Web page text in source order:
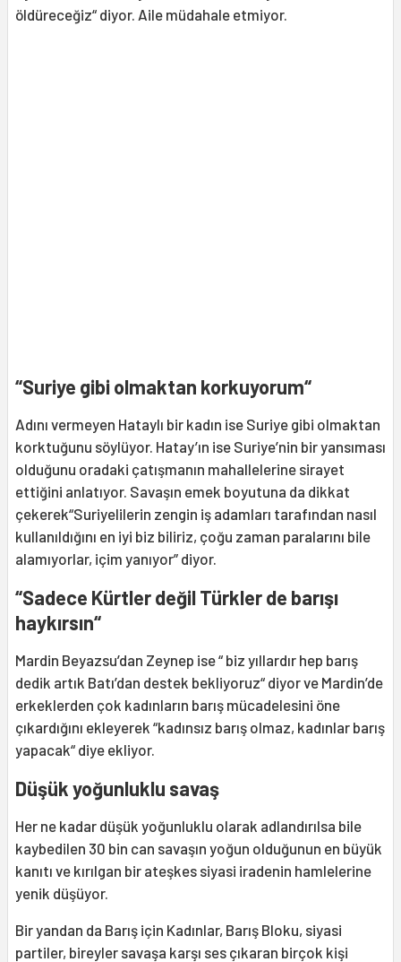
öldüreceğiz“ diyor. Aile müdahale etmiyor.
“Suriye gibi olmaktan korkuyorum“
Adını vermeyen Hataylı bir kadın ise Suriye gibi olmaktan
korktuğunu söylüyor. Hatay’ın ise Suriye’nin bir yansıması
olduğunu oradaki çatışmanın mahallelerine sirayet
ettiğini anlatıyor. Savaşın emek boyutuna da dikkat
çekerek“Suriyelilerin zengin iş adamları tarafından nasıl
kullanıldığını en iyi biz biliriz, çoğu zaman paralarını bile
alamıyorlar, içim yanıyor” diyor.
“Sadece Kürtler değil Türkler de barışı
haykırsın“
Mardin Beyazsu’dan Zeynep ise “ biz yıllardır hep barış
dedik artık Batı’dan destek bekliyoruz“ diyor ve Mardin’de
erkeklerden çok kadınların barış mücadelesini öne
çıkardığını ekleyerek “kadınsız barış olmaz, kadınlar barış
yapacak“ diye ekliyor.
Düşük yoğunluklu savaş
Her ne kadar düşük yoğunluklu olarak adlandırılsa bile
kaybedilen 30 bin can savaşın yoğun olduğunun en büyük
kanıtı ve kırılgan bir ateşkes siyasi iradenin hamlelerine
yenik düşüyor.
Bir yandan da Barış için Kadınlar, Barış Bloku, siyasi
partiler, bireyler savaşa karşı ses çıkaran birçok kişi